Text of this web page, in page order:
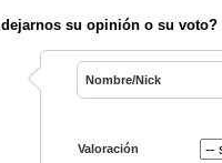
su opinión o su voto?
Nombre/Nick
Valoración